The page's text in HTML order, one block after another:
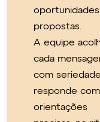
propostas.
A equipe
cada
com
responde com
orientações